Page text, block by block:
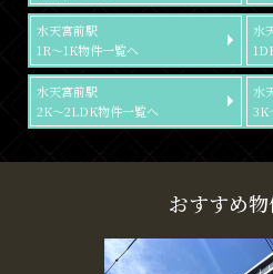
水天宮前駅
1R～1K物件一覧へ
水
水天宮前駅
2K～2LDK物件一覧へ
水
3K
おすすめ